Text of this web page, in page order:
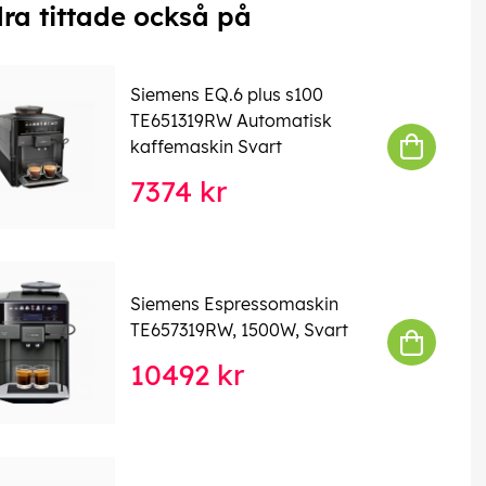
tittade också på
Siemens EQ.6 plus s100
TE651319RW Automatisk
kaffemaskin Svart
7374 kr
Siemens Espressomaskin
TE657319RW, 1500W, Svart
10492 kr